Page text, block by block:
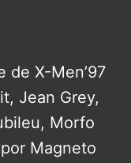
de X-Men’97
Jean Grey,
Morfo
Magneto